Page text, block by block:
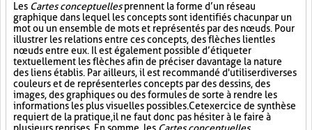
Les Cartes conceptuellesprennent la forme d’un réseau
graphique dans lequel les concepts sont identifiés chacun par un
mot ou un ensemble de mots et représentés par des nœuds. Pour
illustrer les relations entre ces concepts, des flèches lient les
nœuds entre eux. Il est également possible d’étiqueter
textuellement les flèches afin de préciser davantage la nature
des liens établis. Par ailleurs, il est recommandé d'utiliser diverses
couleurs et de représenter les concepts par des dessins, des
images, des graphiques ou des formules de sorte à rendre les
informations les plus visuelles possibles. Cet exercice de synthèse
requiert de la pratique, il ne faut donc pas hésiter à le faire à